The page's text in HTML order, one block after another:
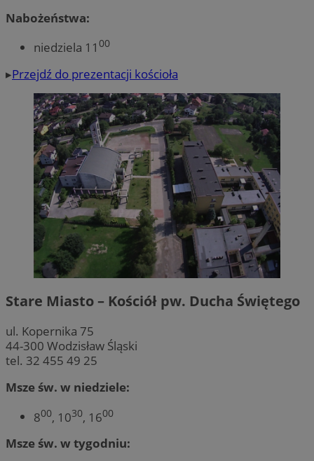
Nabożeństwa:
niedziela 11 00
▸Przejdź do prezentacji kościoła
Stare Miasto – Kościół pw. Ducha Świętego
ul. Kopernika 75
44-300 Wodzisław Śląski
tel. 32 455 49 25
Msze św. w niedziele:
800, 1030, 1600
Msze św. w tygodniu: